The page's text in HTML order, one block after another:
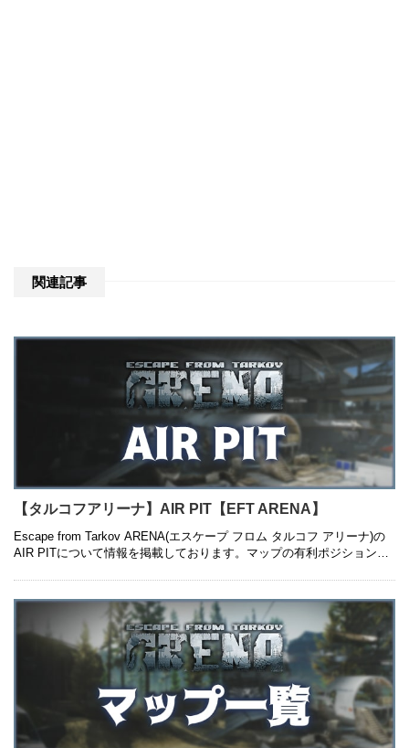
関連記事
【タルコフアリーナ】AIR PIT【EFT ARENA】
Escape from Tarkov ARENA(エスケープ フロム タルコフ アリーナ)の
AIR PITについて情報を掲載しております。マップの有利ポジションや